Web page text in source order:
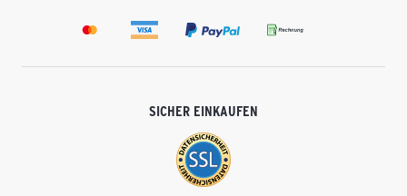
SICHER EINKAUFEN